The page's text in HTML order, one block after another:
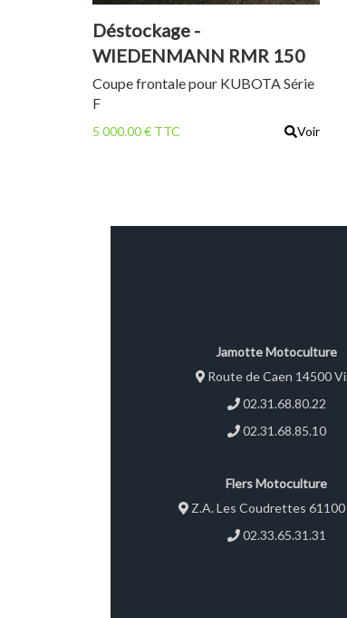
Déstockage -
WIEDENMANN RMR 150
H
Coupe frontale pour KUBOTA Série
F
5 000.00 € TTC Voir
Jamotte Motoculture
Route de Caen 14500
02.31.68.80.22
02.31.68.85.10
Flers Motoculture
Z.A. Les Coudrettes 61100
02.33.65.31.31